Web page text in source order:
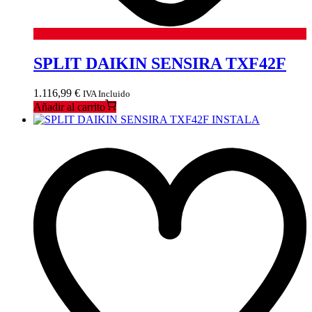
SPLIT DAIKIN SENSIRA TXF42F
1.116,99 € IVA Incluido
Añadir al carrito